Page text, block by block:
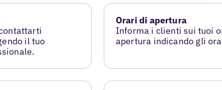
il tuo
Orari di apertura
Informa i clienti sui tuoi
apertura indicando gli